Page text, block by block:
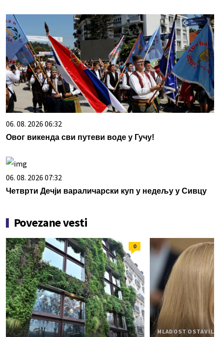
06. 08. 2026 06:32
Овог викенда сви путеви воде у Гучу!
06. 08. 2026 07:32
Четврти Дечји вараличарски куп у недељу у Сивцу
Povezane vesti
0
MLADOST OSTAVILA